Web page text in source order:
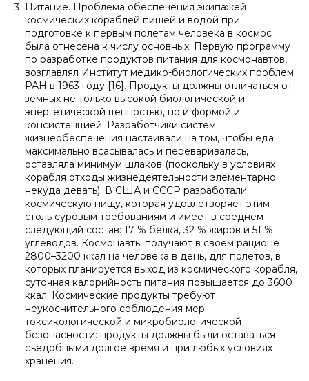
Питание. Проблема обеспечения экипажей
космических кораблей пищей и водой при
подготовке к первым полетам человека в космос
была отнесена к числу основных. Первую программу
по разработке продуктов питания для космонавтов,
возглавлял Институт медико-биологических проблем
РАН в 1963 году [16]. Продукты должны отличаться от
земных не только высокой биологической и
энергетической ценностью, но и формой и
консистенцией. Разработчики систем
жизнеобеспечения настаивали на том, чтобы еда
максимально всасывалась и переваривалась,
оставляла минимум шлаков (поскольку в условиях
корабля отходы жизнедеятельности элементарно
некуда девать). В США и СССР разработали
космическую пищу, которая удовлетворяет этим
столь суровым требованиям и имеет в среднем
следующий состав: 17 % белка, 32 % жиров и 51 %
углеводов. Космонавты получают в своем рационе
2800–3200 ккал на человека в день, для полетов, в
которых планируется выход из космического корабля,
суточная калорийность питания повышается до 3600
ккал. Космические продукты требуют
неукоснительного соблюдения мер
токсикологической и микробиологической
безопасности: продукты должны были оставаться
съедобными долгое время и при любых условиях
хранения.